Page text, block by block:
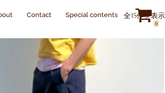
Special contents Japanese
▼
0
全15件を表示